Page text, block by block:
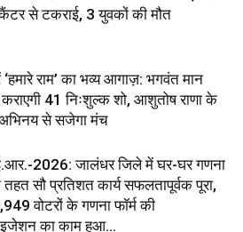
से टकराई, 3 युवकों की मौत
राम’ का भव्य आगाज़: भगवंत मान
41 निःशुल्क शो, आशुतोष राणा के
से सजेगा मंच
2026: जालंधर जिले में घर-घर गणना
सौ प्रतिशत कार्य सफलतापूर्वक पूरा,
वोटरों के गणना फॉर्म की
का काम हुआ...